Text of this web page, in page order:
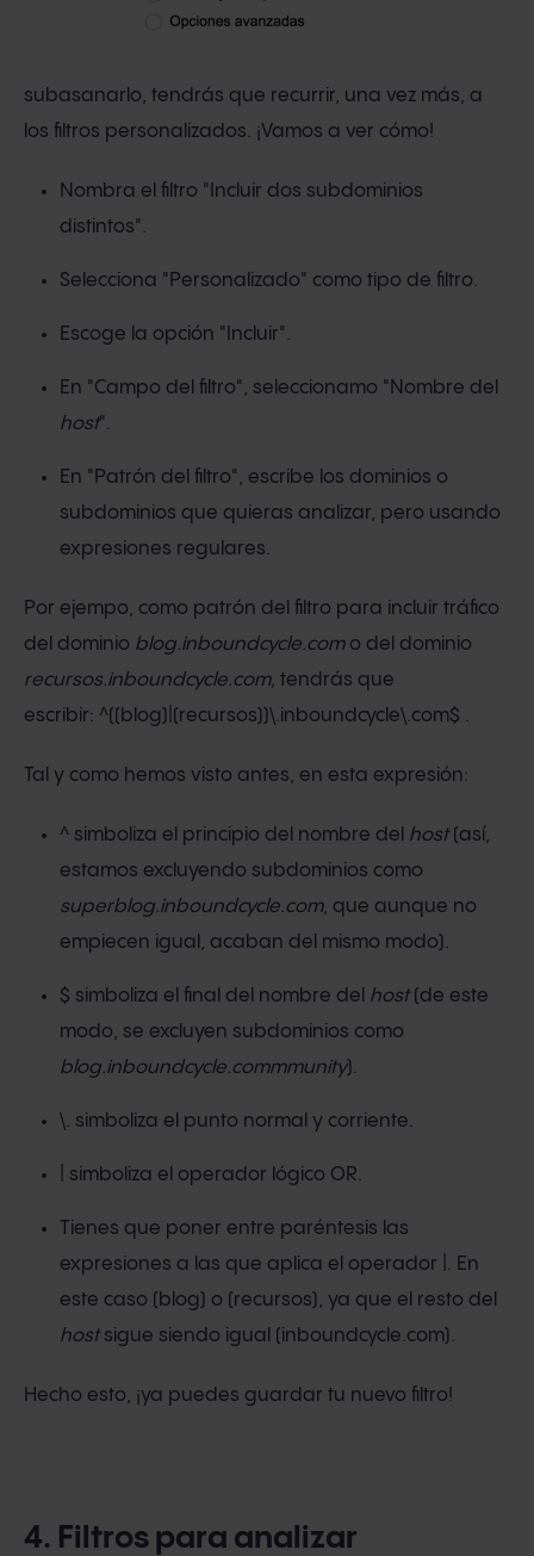
subasanarlo, tendrás que recurrir, una vez más, a
los filtros personalizados. ¡Vamos a ver cómo!
Nombra el filtro "Incluir dos subdominios
distintos".
Selecciona "Personalizado" como tipo de filtro.
Escoge la opción "Incluir".
En "Campo del filtro", seleccionamo "Nombre del
host".
En "Patrón del filtro", escribe los dominios o
subdominios que quieras analizar, pero usando
expresiones regulares.
Por ejempo, como patrón del filtro para incluir tráfico
del dominio blog.inboundcycle.como del dominio
recursos.inboundcycle.com, tendrás que
escribir: ^((blog)|(recursos))\.inboundcycle\.com$ .
Tal y como hemos visto antes, en esta expresión:
^ simboliza el principio del nombre del host(así,
estamos excluyendo subdominios como
superblog.inboundcycle.com, que aunque no
empiecen igual, acaban del mismo modo).
$ simboliza el final del nombre del host(de este
modo, se excluyen subdominios como
blog.inboundcycle.commmunity).
\. simboliza el punto normal y corriente.
| simboliza el operador lógico OR.
Tienes que poner entre paréntesis las
expresiones a las que aplica el operador |. En
este caso (blog) o (recursos), ya que el resto del
hostsigue siendo igual (inboundcycle.com).
Hecho esto, ¡ya puedes guardar tu nuevo filtro!
4. Filtros para analizar